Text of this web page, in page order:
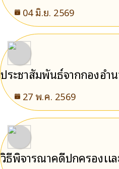
04 มิ.ย. 2569
ประชาสัมพันธ์จากกองอำ
27 พ.ค. 2569
วิธีพิจารณาคดีปกครองเ